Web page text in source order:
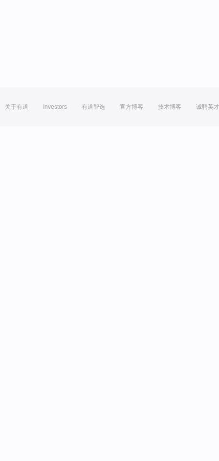
关于有道 Investors 有道智选 官方博客 技术博客 诚聘英才